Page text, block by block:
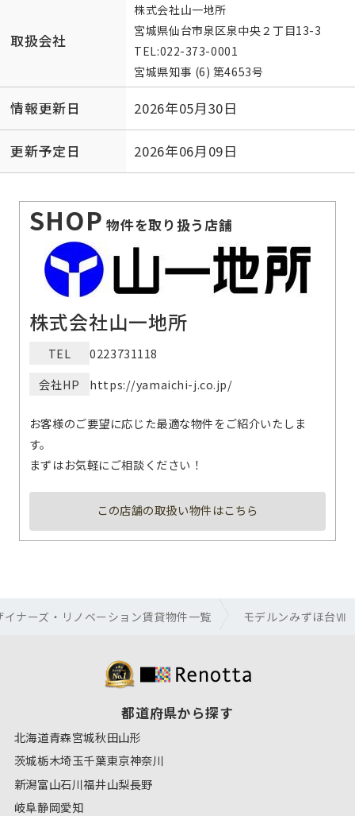
取扱会社
株式会社山一地所
宮城県仙台市泉区泉中央２丁目13-3
TEL:022-373-0001
宮城県知事 (6) 第4653号
情報更新日 2026年05月30日
更新予定日 2026年06月09日
SHOP 物件を取り扱う店舗
株式会社山一地所
TEL
0223731118
会社HP
https://yamaichi-j.co.jp/
お客様のご要望に応じた最適な物件をご紹介いたしま
す。
まずはお気軽にご相談ください！
この店舗の取扱い物件はこちら
ナーズ・リノベーション賃貸物件一覧 モデルンみずほ台Ⅶ
都道府県から探す
北海道青森宮城秋田山形
茨城栃木埼玉千葉東京神奈川
新潟富山石川福井山梨長野
岐阜静岡愛知